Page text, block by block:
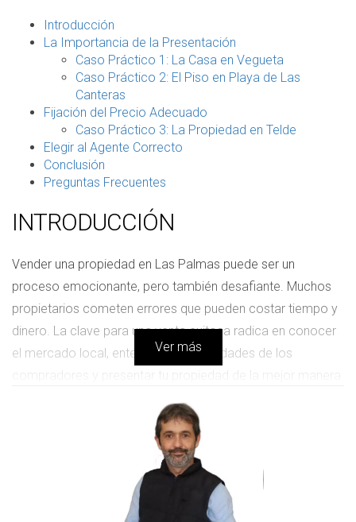
Introducción
La Importancia de la Presentación
Caso Práctico 1: La Casa en Vegueta
Caso Práctico 2: El Piso en Playa de Las
Canteras
Fijación del Precio Adecuado
Caso Práctico 3: La Propiedad en Telde
Elegir al Agente Correcto
Conclusión
Preguntas Frecuentes
INTRODUCCIÓN
Vender una propiedad en Las Palmas puede ser un
proceso emocionante, pero también desafiante. Muchos
propietarios cometen errores que pueden costar tiempo y
dinero. La clave para una venta exitosa radica en conocer
el mercado local, entender las necesidades de los
compradores y presentar tu propiedad de la mejor manera
prácticos y casos reales que ilustran cómo evitar los
errores más comunes al vender tu hogar. Con la ayuda de
un profesional como Victor Quintana Santana, podrás
navegar por este proceso con confianza y obtener el
Ver más